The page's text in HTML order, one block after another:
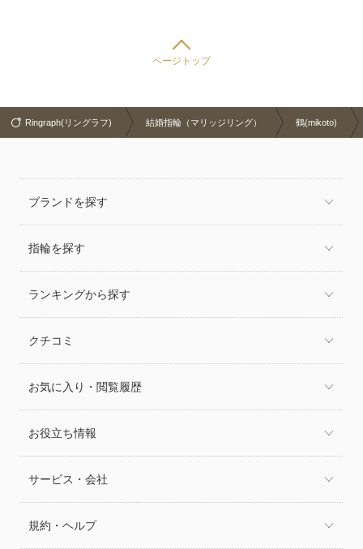
ページトップ
Ringraph(リングラフ) 結婚指輪（マリッジリング） 鶴(mikoto)
ブランドを探す
指輪を探す
ランキングから探す
クチコミ
お気に入り・閲覧履歴
お役立ち情報
サービス・会社
規約・ヘルプ